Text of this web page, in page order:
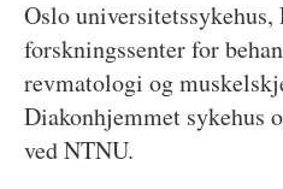
Oslo universitetssykehus,
forskningssenter for
revmatologi og
Diakonhjemmet sykehus
ved NTNU.